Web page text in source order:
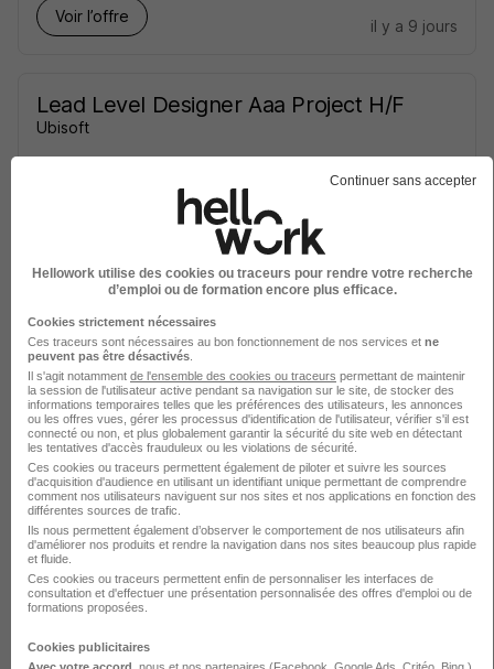
Voir l’offre
il y a 9 jours
Lead Level Designer Aaa Project H/F
Ubisoft
Secteurs et entreprises qui recrutent
le plus
1 Secteur informatique/ESN
5 jobs
1 jobs
Continuer sans accepter
Hellowork utilise des cookies ou traceurs pour rendre votre recherche
d’emploi ou de formation encore plus efficace.
Cookies strictement nécessaires
Ces traceurs sont nécessaires au bon fonctionnement de nos services et ne
peuvent pas être désactivés
Il s'agit notamment de l'ensemble des cookies ou traceurs permettant de maintenir
la session de l'utilisateur active pendant sa navigation sur le site, de stocker des
informations temporaires telles que les préférences des utilisateurs, les annonces
ou les offres vues, gérer les processus d'identification de l'utilisateur, vérifier s'il est
connecté ou non, et plus globalement garantir la sécurité du site web en détectant
les tentatives d'accès frauduleux ou les violations de sécurité.
Ces cookies ou traceurs permettent également de piloter et suivre les sources
d'acquisition d'audience en utilisant un identifiant unique permettant de comprendre
comment nos utilisateurs naviguent sur nos sites et nos applications en fonction des
différentes sources de trafic.
Ils nous permettent également d’observer le comportement de nos utilisateurs afin
d'améliorer nos produits et rendre la navigation dans nos sites beaucoup plus rapide
et fluide.
Ces cookies ou traceurs permettent enfin de personnaliser les interfaces de
consultation et d'effectuer une présentation personnalisée des offres d'emploi ou de
formations proposées.
Cookies publicitaires